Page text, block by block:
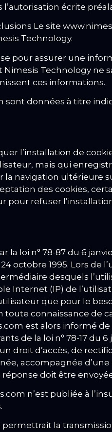
écrite
Le site
Technology.
pour assurer une
Technology ne
ces informations.
sont données à titre
l’installation de
mais qui
la navigation ultérieure
des cookies,
refuser
loi n° 78-87 du 6
octobre 1995. Lors de
desquels
Internet (IP) de
que pour le
toute connaissance de
est alors informé
de la loi n° 78-17 du 6
droit d’accès, de
accompagnée d’une
réponse doit être
n’est publiée à
la